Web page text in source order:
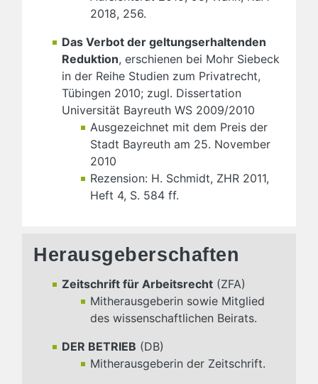
2018, 256.
Das Verbot der geltungserhaltenden
Reduktion, erschienen bei Mohr Siebeck
in der Reihe Studien zum Privatrecht,
Tübingen 2010; zugl. Dissertation
Universität Bayreuth WS 2009/2010
Ausgezeichnet mit dem Preis der
Stadt Bayreuth am 25. November
2010
Rezension: H. Schmidt, ZHR 2011,
Heft 4, S. 584 ff.
Herausgeberschaften
Zeitschrift für Arbeitsrecht (ZFA)
Mitherausgeberin sowie Mitglied
des wissenschaftlichen Beirats.
DER BETRIEB (DB)
Mitherausgeberin der Zeitschrift.